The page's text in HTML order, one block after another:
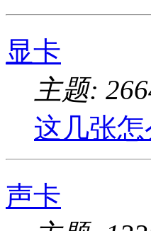
显卡
主题:
这几张
声卡